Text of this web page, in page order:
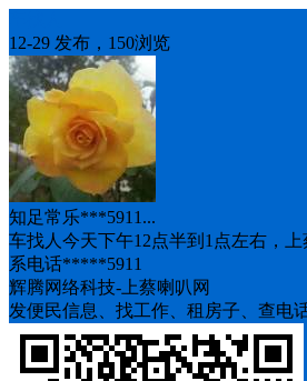
12-29 发布，150浏览
知足常乐***5911...
车找人今天下午12点半到1点左右，
系电话*****5911
辉腾网络科技-上蔡喇叭网
发便民信息、找工作、租房子、查电